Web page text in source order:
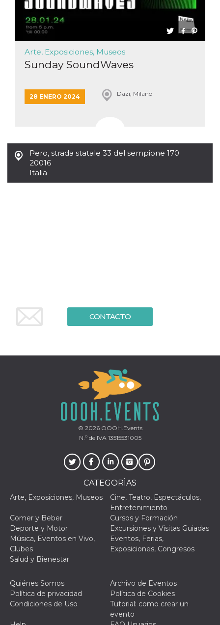
Pero, strada statale 33 del sempione 170
20016
Italia
CONTACTO
Arte, Exposiciones, Museos
Sunday SoundWaves
28 ENERO 2024 Dazi, Milano
© 2026OOOH.Events
N.º de IVA 13515531005
CATEGORÌAS
Arte, Exposiciones, Museos
Cine, Teatro, Espectáculos,
Entretenimiento
Comer y Beber
Cursos y Formación
Deporte y Motor
Excursiones y Visitas Guiadas
Música, Eventos en Vivo,
Clubes
Eventos, Ferias,
Exposiciones, Congresos
Salud y Bienestar
Quiénes Somos
Archivo de Eventos
Política de privacidad
Política de Cookies
Condiciones de Uso
Tutorial: como crear un
evento